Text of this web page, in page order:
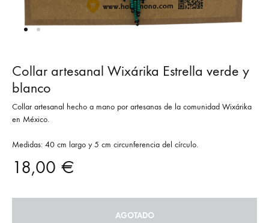
Collar artesanal Wixárika Estrella verde y
blanco
Collar artesanal hecho a mano por artesanas de la comunidad Wixárika
en México.
Medidas: 40 cm largo y 5 cm circunferencia del círculo.
18,00 €
AGOTADO